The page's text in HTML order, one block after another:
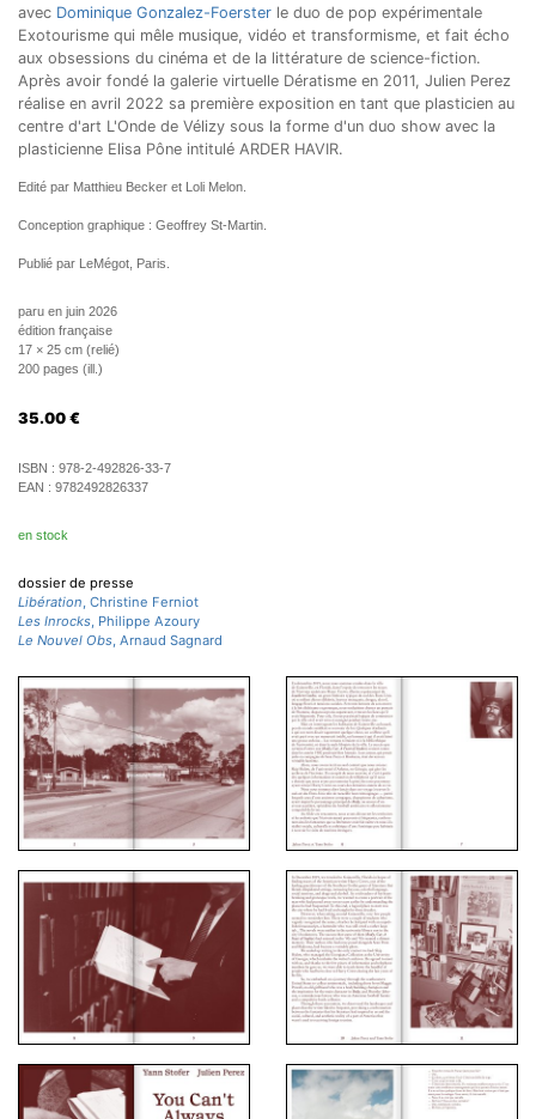
avec Dominique Gonzalez-Foerster le duo de pop expérimentale
Exotourisme qui mêle musique, vidéo et transformisme, et fait écho
aux obsessions du cinéma et de la littérature de science-fiction.
Après avoir fondé la galerie virtuelle Dératisme en 2011, Julien Perez
réalise en avril 2022 sa première exposition en tant que plasticien au
centre d'art L'Onde de Vélizy sous la forme d'un duo show avec la
plasticienne Elisa Pône intitulé ARDER HAVIR.
Edité par Matthieu Becker et Loli Melon.
Conception graphique : Geoffrey St-Martin.
Publié par LeMégot, Paris.
paru en juin 2026
édition française
17 × 25 cm (relié)
200 pages (ill.)
35.00 €
ISBN : 978-2-492826-33-7
EAN : 9782492826337
en stock
dossier de presse
Libération, Christine Ferniot
Les Inrocks, Philippe Azoury
Le Nouvel Obs, Arnaud Sagnard